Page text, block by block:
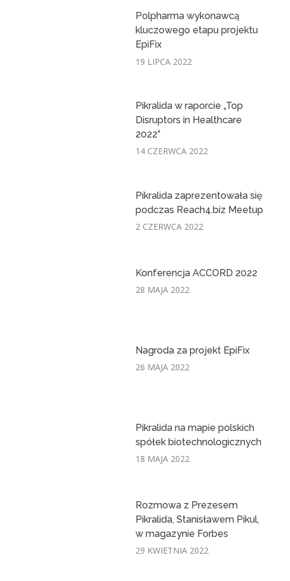
Polpharma wykonawcą
kluczowego etapu projektu
EpiFix
19 LIPCA 2022
Pikralida w raporcie „Top
Disruptors in Healthcare
2022”
14 CZERWCA 2022
Pikralida zaprezentowała się
podczas Reach4.biz Meetup
2 CZERWCA 2022
Konferencja ACCORD 2022
28 MAJA 2022
Nagroda za projekt EpiFix
26 MAJA 2022
Pikralida na mapie polskich
spółek biotechnologicznych
18 MAJA 2022
Rozmowa z Prezesem
Pikralida, Stanisławem Pikul,
w magazynie Forbes
29 KWIETNIA 2022